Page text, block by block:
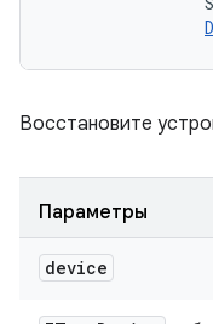
Восстановите
Параметры
device